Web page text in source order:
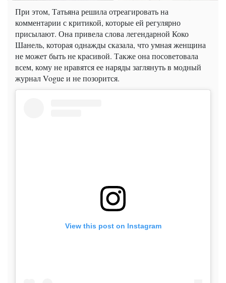
При этом, Татьяна решила отреагировать на
комментарии с критикой, которые ей регулярно
присылают. Она привела слова легендарной Коко
Шанель, которая однажды сказала, что умная женщина
не может быть не красивой. Также она посоветовала
всем, кому не нравятся ее наряды заглянуть в модный
журналVogueи не позорится.
View this post on Instagram